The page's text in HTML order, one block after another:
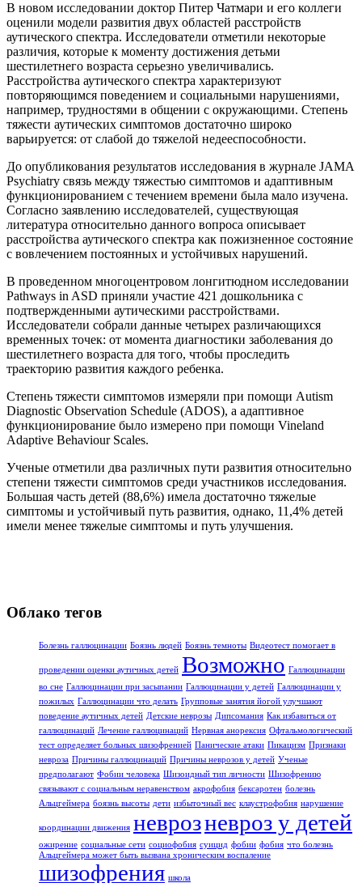
В новом исследовании доктор Питер Чатмари и его коллеги
оценили модели развития двух областей расстройств
аутического спектра. Исследователи отметили некоторые
различия, которые к моменту достижения детьми
шестилетнего возраста серьезно увеличивались.
Расстройства аутического спектра характеризуют
повторяющимся поведением и социальными нарушениями,
например, трудностями в общении с окружающими. Степень
тяжести аутических симптомов достаточно широко
варьируется: от слабой до тяжелой недееспособности.
До опубликования результатов исследования в журнале JAMA
Psychiatry связь между тяжестью симптомов и адаптивным
функционированием с течением времени была мало изучена.
Согласно заявлению исследователей, существующая
литература относительно данного вопроса описывает
расстройства аутического спектра как пожизненное состояние
с вовлечением постоянных и устойчивых нарушений.
В проведенном многоцентровом лонгитюдном исследовании
Pathways in ASD приняли участие 421 дошкольника с
подтвержденными аутическими расстройствами.
Исследователи собрали данные четырех различающихся
временных точек: от момента диагностики заболевания до
шестилетнего возраста для того, чтобы проследить
траекторию развития каждого ребенка.
Степень тяжести симптомов измеряли при помощи Autism
Diagnostic Observation Schedule (ADOS), а адаптивное
функционирование было измерено при помощи Vineland
Adaptive Behaviour Scales.
Ученые отметили два различных пути развития относительно
степени тяжести симптомов среди участников исследования.
Большая часть детей (88,6%) имела достаточно тяжелые
симптомы и устойчивый путь развития, однако, 11,4% детей
имели менее тяжелые симптомы и путь улучшения.
Облако тегов
Болезнь галлюцинации Боязнь людей Боязнь темноты Видеотест помогает в
проведении оценки аутичных детей Возможно Галлюцинации
во сне Галлюцинации при засыпании Галлюцинации у детей Галлюцинации у
пожилых Галлюцинации что делать Групповые занятия йогой улучшают
поведение аутичных детей Детские неврозы Дипсомания Как избавиться от
галлюцинаций Лечение галлюцинаций Нервная анорексия Офтальмологический
тест определяет больных шизофренией Панические атаки Пикацизм Признаки
невроза Причины галлюцинаций Причины неврозов у детей Ученые
предполагают Фобии человека Шизоидный тип личности Шизофрению
связывают с социальным неравенством акрофобия бексаротен болезнь
Альцгеймера боязнь высоты дети избыточный вес клаустрофобия нарушение
координации движения неврозневроз у детей
ожирение социальные сети социофобия суицид фобии фобия что болезнь
Альцгеймера может быть вызвана хроническим воспаление
шизофрения школа